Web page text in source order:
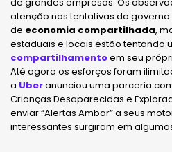
atenção nas tentativas do
de economia compartilhada,
estaduais e locais estão tentando
compartilhamentoem seu
Até agora os esforços foram
a Uberanunciou uma parceria
Crianças Desaparecidas e
enviar “Alertas Ambar” a seus
interessantes surgiram em